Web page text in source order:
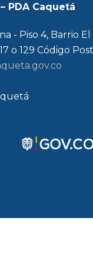
PDA Caquetá
- Piso 4, Barrio
o 129 Código